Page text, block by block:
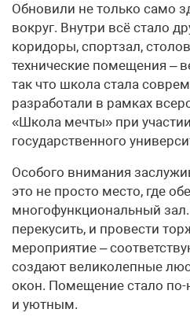
Обновили не только само
вокруг. Внутри всё стало
коридоры, спортзал,
технические помещения –
так что школа стала
разработали в рамках
«Школа мечты» при
государственного
Особого внимания
это не просто место, где
многофункциональный
перекусить, и провести
мероприятие –
создают великолепные
окон. Помещение стало
и уютным.